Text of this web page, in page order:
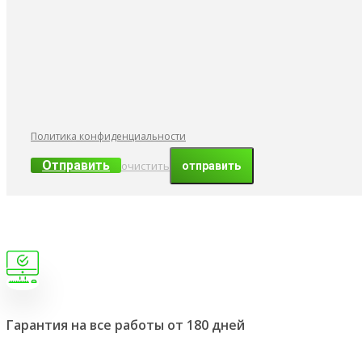
Политика конфиденциальности
Отправить очистить
Гарантия на все работы от 180 дней